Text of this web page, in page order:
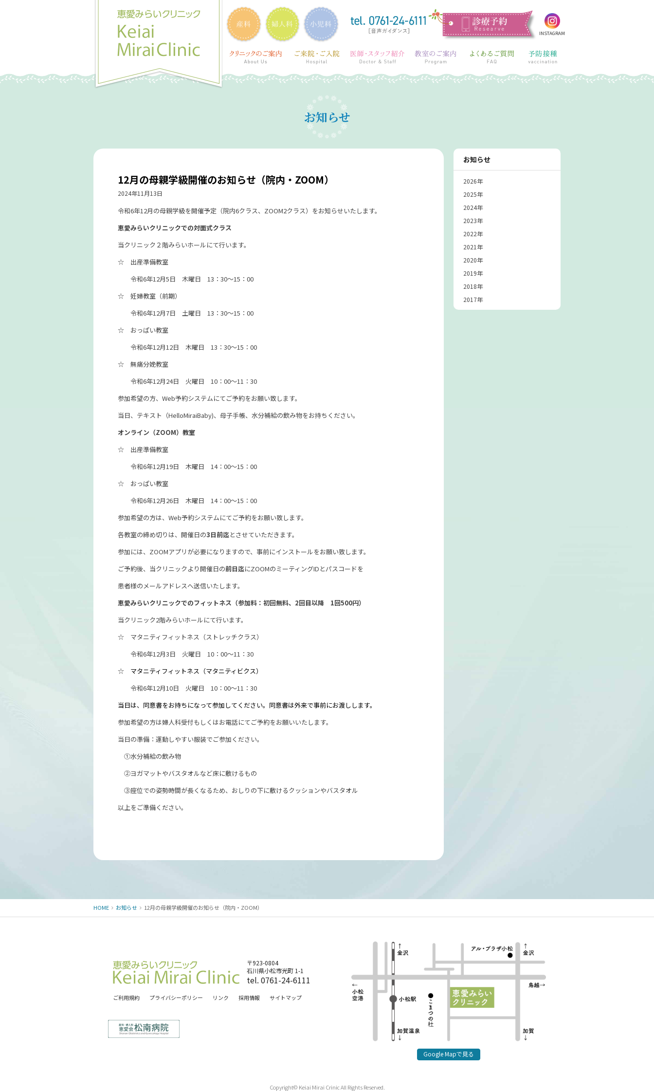
INSTAGRAM
お知らせ
12月の母親学級開催のお知らせ（院内・ZOOM）
2024年11月13日
令和6年12月の母親学級を開催予定（院内6クラス、ZOOM2クラス）をお知らせいたします。
恵愛みらいクリニックでの対面式クラス
当クリニック２階みらいホールにて行います。
☆ 出産準備教室
令和6年12月5日 木曜日 13：30～15：00
☆ 妊婦教室（前期）
令和6年12月7日 土曜日 13：30～15：00
☆ おっぱい教室
令和6年12月12日 木曜日 13：30～15：00
☆ 無痛分娩教室
令和6年12月24日 火曜日 10：00～11：30
参加希望の方、Web予約システムにてご予約をお願い致します。
当日、テキスト（HelloMiraiBaby)、母子手帳、水分補給の飲み物をお持ちください。
オンライン（ZOOM）教室
☆ 出産準備教室
令和6年12月19日 木曜日 14：00～15：00
☆ おっぱい教室
令和6年12月26日 木曜日 14：00～15：00
参加希望の方は、Web予約システムにてご予約をお願い致します。
各教室の締め切りは、開催日の3日前迄とさせていただきます。
参加には、ZOOMアプリが必要になりますので、事前にインストールをお願い致します。
ご予約後、当クリニックより開催日の前日迄にZOOMのミーティングIDとパスコードを
患者様のメールアドレスへ送信いたします。
恵愛みらいクリニックでのフィットネス（参加料：初回無料、2回目以降 1回500円）
当クリニック2階みらいホールにて行います。
☆ マタニティフィットネス（ストレッチクラス）
令和6年12月3日 火曜日 10：00～11：30
☆ マタニティフィットネス（マタニティビクス）
令和6年12月10日 火曜日 10：00～11：30
当日は、同意書をお持ちになって参加してください。同意書は外来で事前にお渡しします。
参加希望の方は婦人科受付もしくはお電話にてご予約をお願いいたします。
当日の準備：運動しやすい服装でご参加ください。
①水分補給の飲み物
②ヨガマットやバスタオルなど床に敷けるもの
③座位での姿勢時間が長くなるため、おしりの下に敷けるクッションやバスタオル
以上をご準備ください。
お知らせ
2026年
2025年
2024年
2023年
2022年
2021年
2020年
2019年
2018年
2017年
HOME お知らせ 12月の母親学級開催のお知らせ（院内・ZOOM）
〒923-0804
石川県小松市光町 1-1
tel. 0761-24-6111
ご利用規約 プライバシーポリシー リンク 採用情報 サイトマップ
Google Mapで見る
Copyright© Keiai Mirai Crinic All Rights Reserved.